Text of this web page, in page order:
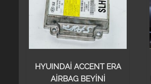
HYUINDAİ ACCENT ERA
AİRBAG BEYİNİ